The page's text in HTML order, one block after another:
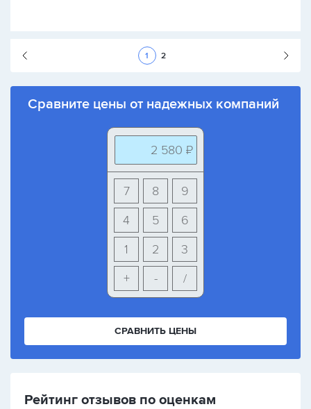
1 2
Следующая
Сравните цены от надежных компаний
2 580 ₽
9
8
7
6
5
4
3
2
1
+
- /
СРАВНИТЬ ЦЕНЫ
Рейтинг отзывов по оценкам